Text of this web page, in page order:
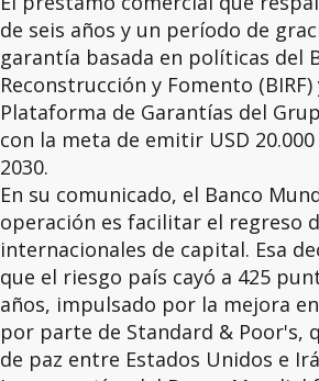
de seis años y un período de
garantía basada en políticas del
Reconstrucción y Fomento
Plataforma de Garantías del
con la meta de emitir USD
2030.
En su comunicado, el Banco
operación es facilitar el regreso
internacionales de capital. Esa
que el riesgo país cayó a 425
años, impulsado por la mejora
por parte de Standard & Poor's,
de paz entre Estados Unidos e